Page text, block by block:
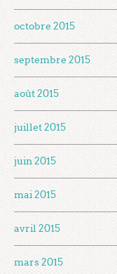
octobre 2015
septembre 2015
août 2015
juillet 2015
juin 2015
mai 2015
avril 2015
mars 2015